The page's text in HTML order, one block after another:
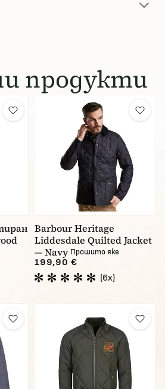
продукти
Barbour Heritage
Liddesdale Quilted Jacket
— Navy Прошито яке
199,90 €
(6x)